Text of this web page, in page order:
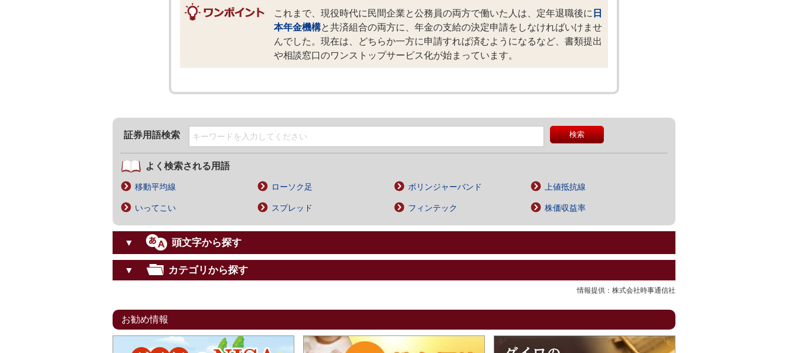
これまで、現役時代に民間企業と公務員の両方で働いた人は、定年退職後に 日
本年金機構と共済組合の両方に、年金の支給の決定申請をしなければいけませ
んでした。現在は、どちらか一方に申請すれば済むようになるなど、書類提出
や相談窓口のワンストップサービス化が始まっています。
証券用語検索
よく検索される用語
移動平均線 ローソク足 ボリンジャーバンド 上値抵抗線
いってこい スプレッド フィンテック 株価収益率
▼ 頭文字から探す
▼ カテゴリから探す
情報提供：株式会社時事通信社
お勧め情報